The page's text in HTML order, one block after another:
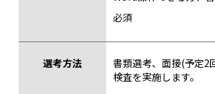
必須
選考方法
書類選考、面接(予定2
検査を実施します。